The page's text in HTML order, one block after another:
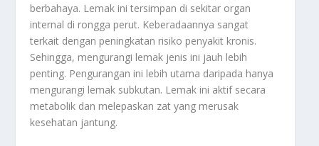
berbahaya. Lemak ini tersimpan di sekitar organ
internal di rongga perut. Keberadaannya sangat
terkait dengan peningkatan risiko penyakit kronis.
Sehingga, mengurangi lemak jenis ini jauh lebih
penting. Pengurangan ini lebih utama daripada hanya
mengurangi lemak subkutan. Lemak ini aktif secara
metabolik dan melepaskan zat yang merusak
kesehatan jantung.